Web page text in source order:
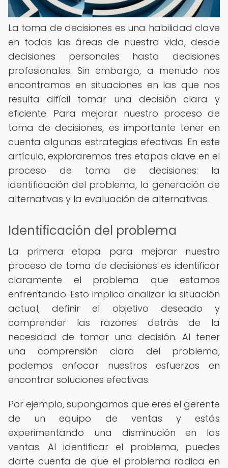
La toma de decisiones es una habilidad clave
en todas las áreas de nuestra vida, desde
decisiones personales hasta decisiones
profesionales. Sin embargo, a menudo nos
encontramos en situaciones en las que nos
resulta difícil tomar una decisión clara y
eficiente. Para mejorar nuestro proceso de
toma de decisiones, es importante tener en
cuenta algunas estrategias efectivas. En este
artículo, exploraremos tres etapas clave en el
proceso de toma de decisiones: la
identificación del problema, la generación de
alternativas y la evaluación de alternativas.
Identificación del problema
La primera etapa para mejorar nuestro
proceso de toma de decisiones es identificar
claramente el problema que estamos
enfrentando. Esto implica analizar la situación
actual, definir el objetivo deseado y
comprender las razones detrás de la
necesidad de tomar una decisión. Al tener
una comprensión clara del problema,
podemos enfocar nuestros esfuerzos en
encontrar soluciones efectivas.
Por ejemplo, supongamos que eres el gerente
de un equipo de ventas y estás
experimentando una disminución en las
ventas. Al identificar el problema, puedes
darte cuenta de que el problema radica en